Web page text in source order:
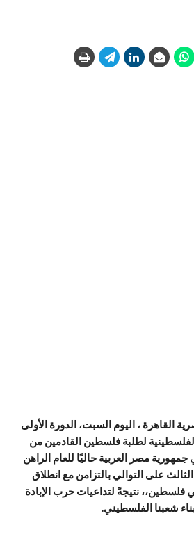
القاهرة ، اليوم السبت، الدورة الأولى
الفلسطينية لطلبة فلسطين القادمين من
مصر العربية حاليًا للعام الراهن
للعام الثالث على التوالي بالتزامن مع انطلاق
فلسطين،، نتيجةً لتداعيات حرب الإبادة
شعبنا الفلسطيني.